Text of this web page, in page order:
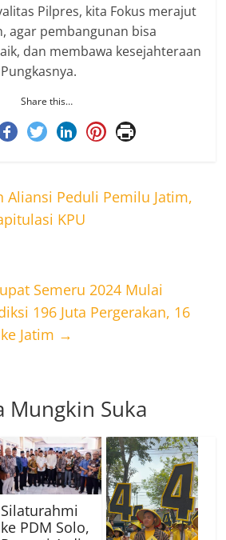
Pilpres, kita Fokus merajut
agar pembangunan bisa
dan membawa kesejahteraan
Share this…
Aliansi Peduli Pemilu Jatim,
KPU
Semeru 2024 Mulai
196 Juta Pergerakan, 16
Jatim →
Mungkin Suka
Silaturahmi
ke PDM Solo,